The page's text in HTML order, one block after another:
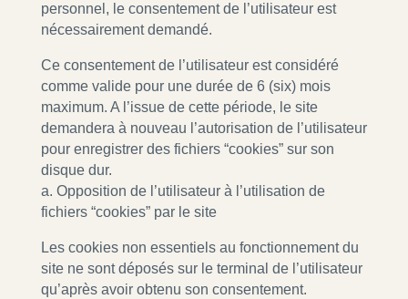
personnel, le consentement de l’utilisateur est
nécessairement demandé.
Ce consentement de l’utilisateur est considéré
comme valide pour une durée de 6 (six) mois
maximum. A l’issue de cette période, le site
demandera à nouveau l’autorisation de l’utilisateur
pour enregistrer des fichiers “cookies” sur son
disque dur.
a. Opposition de l’utilisateur à l’utilisation de
fichiers “cookies” par le site
Les cookies non essentiels au fonctionnement du
site ne sont déposés sur le terminal de l’utilisateur
qu’après avoir obtenu son consentement.